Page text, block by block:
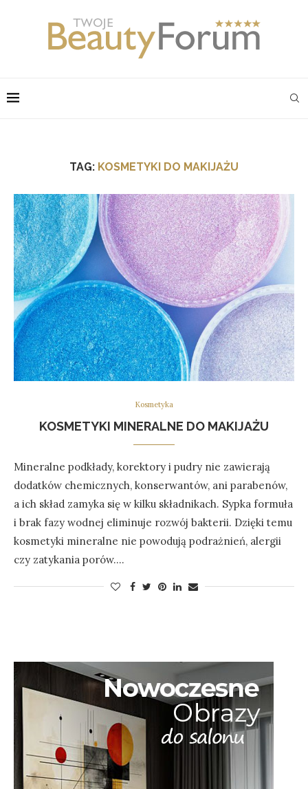
TAG: KOSMETYKI DO MAKIJAŻU
Kosmetyka
KOSMETYKI MINERALNE DO MAKIJAŻU
Mineralne podkłady, korektory i pudry nie zawierają
dodatków chemicznych, konserwantów, ani parabenów,
a ich skład zamyka się w kilku składnikach. Sypka formuła
i brak fazy wodnej eliminuje rozwój bakterii. Dzięki temu
kosmetyki mineralne nie powodują podrażnień, alergii
czy zatykania porów.…